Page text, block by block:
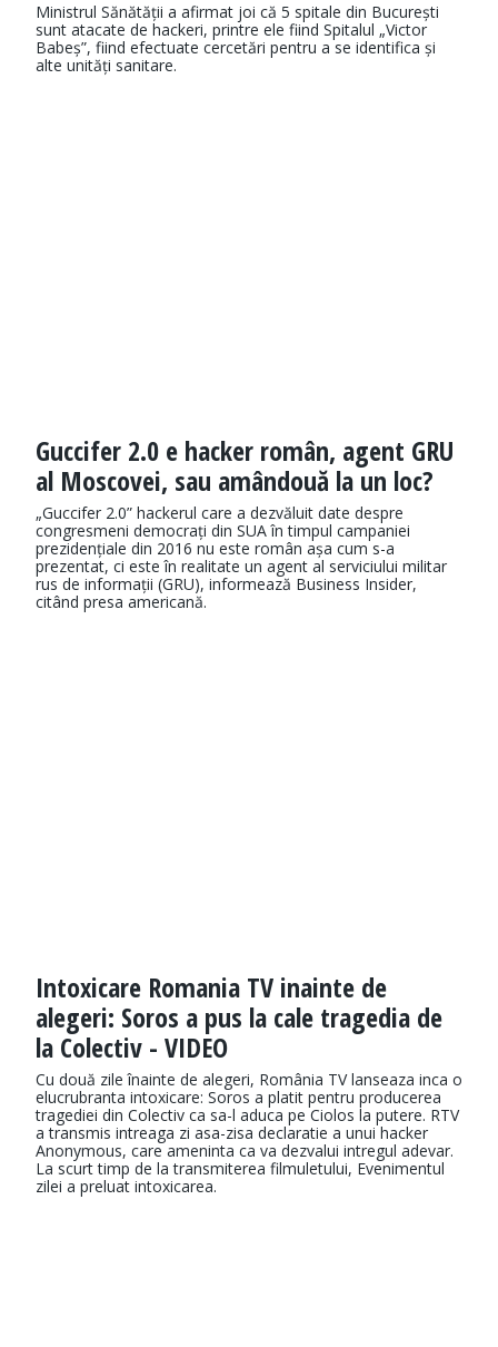
Ministrul Sănătății a afirmat joi că 5 spitale din București
sunt atacate de hackeri, printre ele fiind Spitalul „Victor
Babeș”, fiind efectuate cercetări pentru a se identifica și
alte unități sanitare.
Guccifer 2.0 e hacker român, agent GRU
al Moscovei, sau amândouă la un loc?
„Guccifer 2.0” hackerul care a dezvăluit date despre
congresmeni democrați din SUA în timpul campaniei
prezidențiale din 2016 nu este român așa cum s-a
prezentat, ci este în realitate un agent al serviciului militar
rus de informații (GRU), informează Business Insider,
citând presa americană.
Intoxicare Romania TV inainte de
alegeri: Soros a pus la cale tragedia de
la Colectiv - VIDEO
Cu două zile înainte de alegeri, România TV lanseaza inca o
elucrubranta intoxicare: Soros a platit pentru producerea
tragediei din Colectiv ca sa-l aduca pe Ciolos la putere. RTV
a transmis intreaga zi asa-zisa declaratie a unui hacker
Anonymous, care ameninta ca va dezvalui intregul adevar.
La scurt timp de la transmiterea filmuletului, Evenimentul
zilei a preluat intoxicarea.